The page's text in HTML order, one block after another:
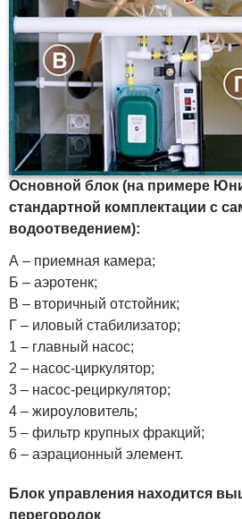
Основной блок (на примере
стандартной комплектации с
водоотведением):
А – приемная камера;
Б – аэротенк;
В – вторичный отстойник;
Г – иловый стабилизатор;
1 – главный насос;
2 – насос-циркулятор;
3 – насос-рециркулятор;
4 – жироуловитель;
5 – фильтр крупных фракций;
6 – аэрационный элемент.
Блок управления находится
перегородок